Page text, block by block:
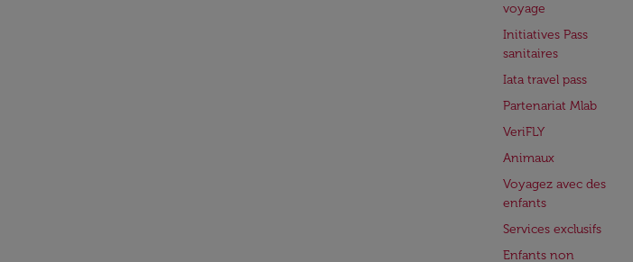
voyage
Initiatives Pass
sanitaires
Iata travel pass
Partenariat Mlab
VeriFLY
Animaux
Voyagez avec des
enfants
Services exclusifs
Enfants non